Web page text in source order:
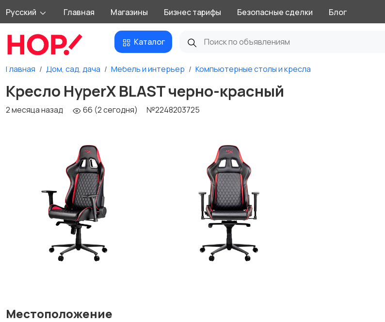
Русский Главная Магазины Бизнес тарифы Безопасные сделки Блог
Каталог
Главная Дом, сад, дача Мебель и интерьер Компьютерные столы и кресла
Кресло HyperX BLAST черно-красный
2 месяца назад 66 (2 сегодня) №2248203725
Местоположение